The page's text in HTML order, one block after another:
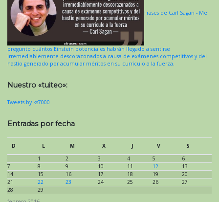
Frases de Carl Sagan - Me
pregunto cuántos Einstein potenciales habrán llegado a sentirse
irremediablemente descorazonados a causa de exámenes competitivos y del
hastío generado por acumular méritos en su currículo a la fuerza.
Nuestro «tuiteo»:
Tweets by ks7000
Entradas por fecha
D L M X J V
S
1
2 3 4 5
6
7
8 9 10 11 12
13
14
15 16 17 18 19
20
21
22 23 24 25 26
27
28
29